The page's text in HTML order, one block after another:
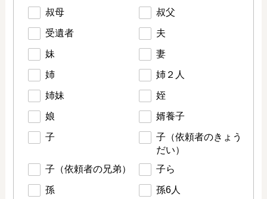
叔母 叔父
受遺者 夫
妹 妻
姉 姉２人
姉妹 姪
娘 婿養子
子
子（依頼者のきょう
だい）
子（依頼者の兄弟）
子ら
孫 孫6人